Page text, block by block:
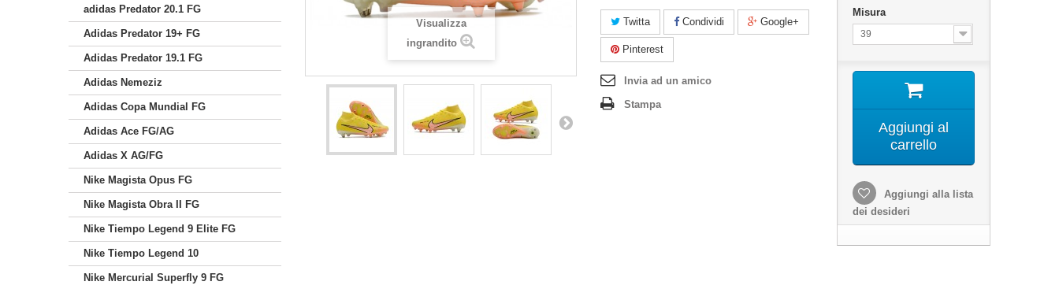
adidas Predator 20.1 FG
Adidas Predator 19+ FG
Adidas Predator 19.1 FG
Adidas Nemeziz
Adidas Copa Mundial FG
Adidas Ace FG/AG
Adidas X AG/FG
Nike Magista Opus FG
Nike Magista Obra II FG
Nike Tiempo Legend 9 Elite FG
Nike Tiempo Legend 10
Nike Mercurial Superfly 9 FG
Visualizza
ingrandito
Twitta Condividi Google+
Pinterest
Invia ad un amico
Stampa
Misura
39
Aggiungi al
carrello
Aggiungi alla lista
dei desideri